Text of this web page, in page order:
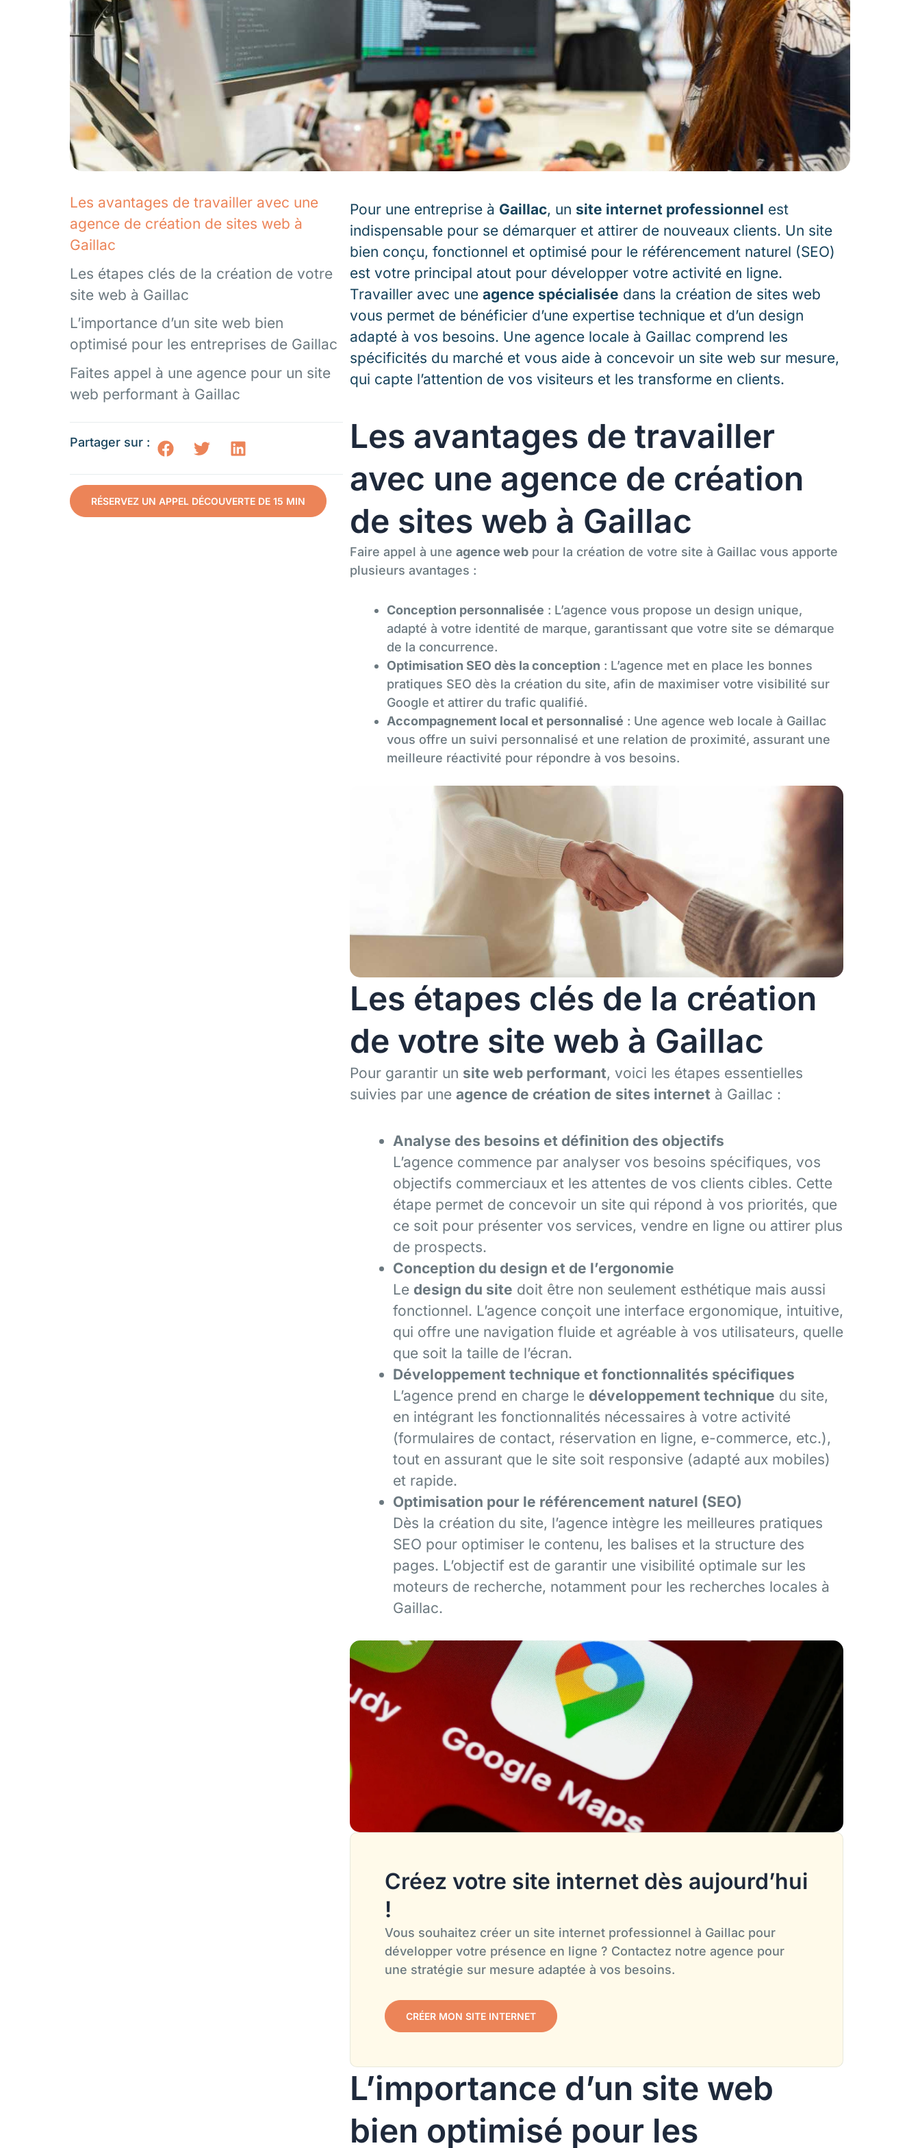
Les avantages de travailler avec une
agence de création de sites web à
Gaillac
Les étapes clés de la création de votre
site web à Gaillac
L’importance d’un site web bien
optimisé pour les entreprises de Gaillac
Faites appel à une agence pour un site
web performant à Gaillac
Partager sur :
RÉSERVEZ UN APPEL DÉCOUVERTE DE 15 MIN
Pour une entreprise à Gaillac, un site internet professionnel est
indispensable pour se démarquer et attirer de nouveaux clients. Un site
bien conçu, fonctionnel et optimisé pour le référencement naturel (SEO)
est votre principal atout pour développer votre activité en ligne.
Travailler avec une agence spécialisée dans la création de sites web
vous permet de bénéficier d’une expertise technique et d’un design
adapté à vos besoins. Une agence locale à Gaillac comprend les
spécificités du marché et vous aide à concevoir un site web sur mesure,
qui capte l’attention de vos visiteurs et les transforme en clients.
Les avantages de travailler
avec une agence de création
de sites web à Gaillac
Faire appel à une agence web pour la création de votre site à Gaillac vous apporte
plusieurs avantages :
Conception personnalisée : L’agence vous propose un design unique,
adapté à votre identité de marque, garantissant que votre site se démarque
de la concurrence.
Optimisation SEO dès la conception : L’agence met en place les bonnes
pratiques SEO dès la création du site, afin de maximiser votre visibilité sur
Google et attirer du trafic qualifié.
Accompagnement local et personnalisé : Une agence web locale à Gaillac
vous offre un suivi personnalisé et une relation de proximité, assurant une
meilleure réactivité pour répondre à vos besoins.
Les étapes clés de la création
de votre site web à Gaillac
Pour garantir un site web performant, voici les étapes essentielles
suivies par une agence de création de sites internet à Gaillac :
Analyse des besoins et définition des objectifs
L’agence commence par analyser vos besoins spécifiques, vos
objectifs commerciaux et les attentes de vos clients cibles. Cette
étape permet de concevoir un site qui répond à vos priorités, que
ce soit pour présenter vos services, vendre en ligne ou attirer plus
de prospects.
Conception du design et de l’ergonomie
Le design du site doit être non seulement esthétique mais aussi
fonctionnel. L’agence conçoit une interface ergonomique, intuitive,
qui offre une navigation fluide et agréable à vos utilisateurs, quelle
que soit la taille de l’écran.
Développement technique et fonctionnalités spécifiques
L’agence prend en charge le développement technique du site,
en intégrant les fonctionnalités nécessaires à votre activité
(formulaires de contact, réservation en ligne, e-commerce, etc.),
tout en assurant que le site soit responsive (adapté aux mobiles)
et rapide.
Optimisation pour le référencement naturel (SEO)
Dès la création du site, l’agence intègre les meilleures pratiques
SEO pour optimiser le contenu, les balises et la structure des
pages. L’objectif est de garantir une visibilité optimale sur les
moteurs de recherche, notamment pour les recherches locales à
Gaillac.
Créez votre site internet dès aujourd’hui
!
Vous souhaitez créer un site internet professionnel à Gaillac pour
développer votre présence en ligne ? Contactez notre agence pour
une stratégie sur mesure adaptée à vos besoins.
CRÉER MON SITE INTERNET
L’importance d’un site web
bien optimisé pour les